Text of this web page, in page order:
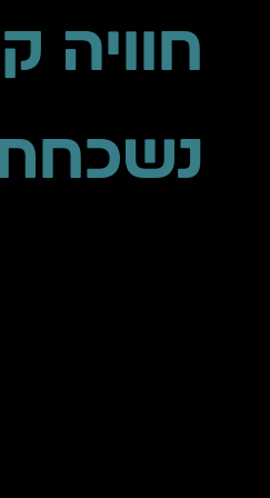
חוויה